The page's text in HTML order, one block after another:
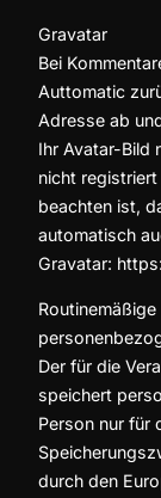
Gravatar
Bei
Auttomatic
Adresse ab
Ihr Avatar-Bild
nicht
beachten ist,
automatisch
Gravatar:
Der für die
speichert
Person nur für
durch den